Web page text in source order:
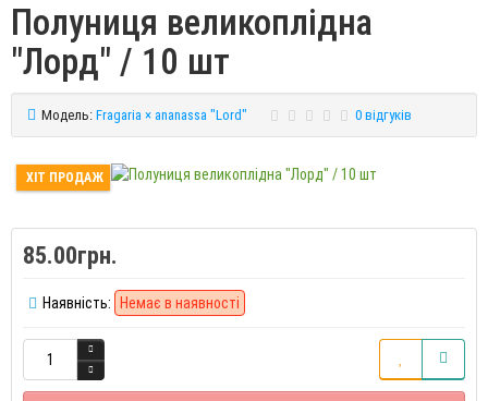
Полуниця великоплідна
"Лорд" / 10 шт
Модель: Fragaria × ananassa "Lord" 0 відгуків
ХІТ ПРОДАЖ
85.00грн.
Наявність: Немає в наявності